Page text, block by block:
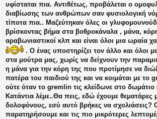
υφίσταται πια. Αντιθέτως, προβάλεται ο
διαβίωσης των ανθρώπων σαν φυσιολογική
τίποτα πια.. Μαζεύτηκαν όλες οι
βρίσκοντας βήμα στα βοθροκάναλα , μάνα,
αραβωνιαστικοί κλπ και είναι όλοι μια ωραία
. Ο ένας υποστηρίζει τον άλλο και όλοι
στα μούτρα μας, χωρίς να δείχνουν την
η μάνα για την κόρη της που προτίμησε να
πατέρα του παιδιού της και να κοιμάται με το
ούτε όταν το gremlin τις κλείδωνε στο δωμάτιο
Κατάντια λέμε..Θα πεις, εδώ έχουμε
δολοφόνους, εσύ αυτό βρήκες να σχολιάσεις?
παρατηρήσουμε και τις πιο μικρότερες